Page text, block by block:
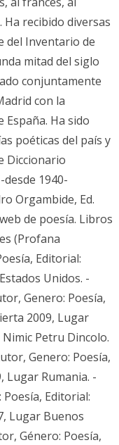
recibido diversas
del Inventario de
mitad del siglo
conjuntamente
con la
España. Ha sido
poéticas del país y
Diccionario
1940-
Orgambide, Ed.
de poesía. Libros
(Profana
Editorial:
Unidos. -
Genero: Poesía,
2009, Lugar
Petru Dincolo.
Genero: Poesía,
Lugar Rumania. -
Editorial:
Lugar Buenos
Género: Poesía,